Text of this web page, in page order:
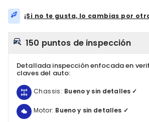
¡Si no te gusta, lo cambias por
150 puntos de inspección
Detallada inspección enfocada en
claves del auto:
Chassis: Bueno y sin detalles ✓
Motor: Bueno y sin detalles ✓